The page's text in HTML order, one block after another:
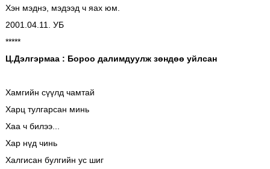
Хэн мэднэ, мэдээд ч яах юм.
2001.04.11. УБ
*****
Ц.Дэлгэрмаа : Бороо далимдуулж зөндөө уйлсан
Хамгийн сүүлд чамтай
Харц тулгарсан минь
Хаа ч билээ...
Хар нүд чинь
Халгисан булгийн ус шиг